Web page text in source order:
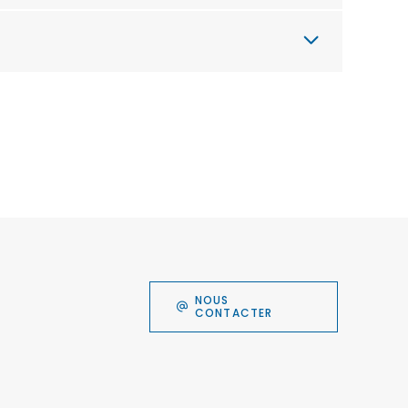
NOUS
CONTACTER